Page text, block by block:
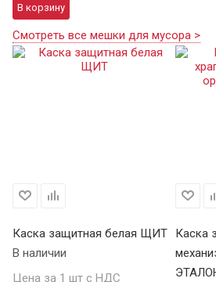
В корзину
Смотреть все мешки для мусора >
Каска защитная белая ЩИТ
В наличии
Цена за 1 шт с НДС
Каска